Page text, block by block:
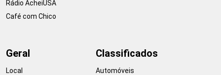
Rádio AcheiUSA
Café com Chico
Geral
Local
Classificados
Automóveis